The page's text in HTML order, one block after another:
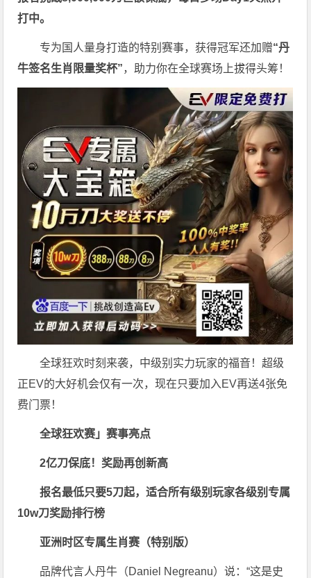
打中。
专为国人量身打造的特别赛事，获得冠军还加赠“丹
牛签名生肖限量奖杯”，助力你在全球赛场上拔得头筹！
全球狂欢时刻来袭，中级别实力玩家的福音！超级
正EV的大好机会仅有一次，现在只要加入EV再送4张免
费门票！
全球狂欢赛」赛事亮点
2亿刀保底！奖励再创新高
报名最低只要5刀起，适合所有级别玩家各级别专属
10w刀奖励排行榜
亚洲时区专属生肖赛（特别版）
品牌代言人丹牛（Daniel Negreanu）说：“这是史